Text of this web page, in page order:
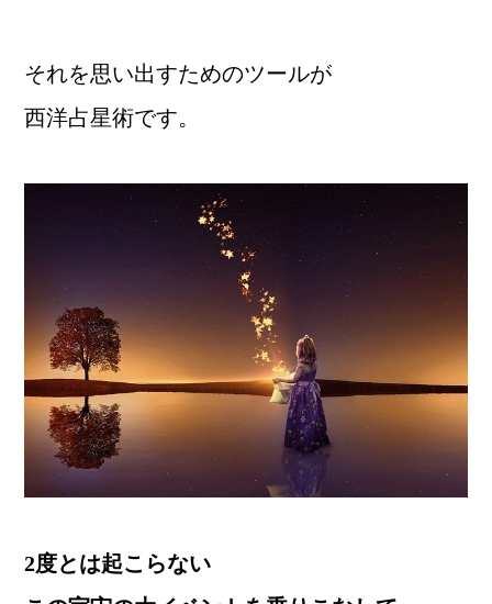
それを思い出すためのツールが
西洋占星術です。
2度とは起こらない